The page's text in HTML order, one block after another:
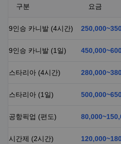
구분 요금
9인승 카니발 (4시간)
9인승 카니발 (1일)
스타리아 (4시간)
스타리아 (1일)
공항픽업 (편도)
시간제 (2시간)